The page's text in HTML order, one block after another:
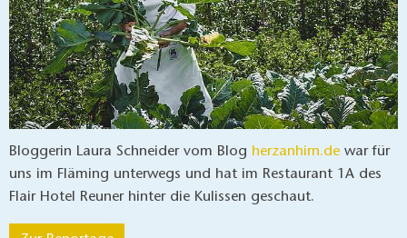
Bloggerin Laura Schneider vom Blog herzanhirn.de war für
uns im Fläming unterwegs und hat im Restaurant 1A des
Flair Hotel Reuner hinter die Kulissen geschaut.